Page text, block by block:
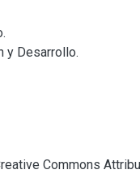
y Desarrollo.
Commons